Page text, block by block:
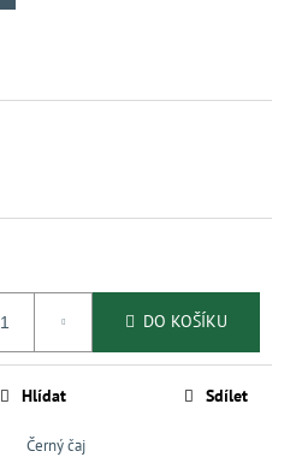
DO KOŠÍKU
Černý čaj
Hlídat Sdílet